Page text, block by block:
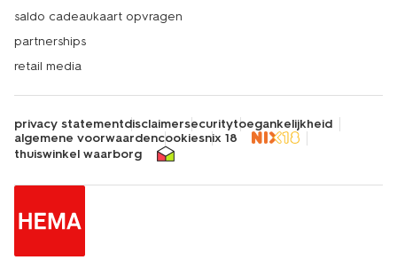
saldo cadeaukaart opvragen
partnerships
retail media
privacy statementdisclaimersecuritytoegankelijkheid
algemene voorwaardencookiesnix 18
thuiswinkel waarborg